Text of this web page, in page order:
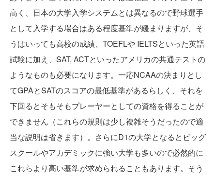
高く、日本の大学入学システムとは異なるので野球選手
として入学する場合はある程度基準が緩まりますが、そ
うはいっても高校の成績、TOEFLや IELTSといった英語
試験に加え、SAT, ACTといったアメリカの共通テストの
ようなものも必要になります。一応NCAAの決まりとし
てGPAとSATのスコアの最低基準があるらしく、それを
下回るとそもそもプレーヤーとしての資格を得ることが
できません（これらの規則は少し複雑そうだったので適
当な説明は省きます）。さらにD1の大学となるとビッグ
スクールやアカデミックに強い大学も多いので必然的に
これらより高い基準が求められることもあります。そう